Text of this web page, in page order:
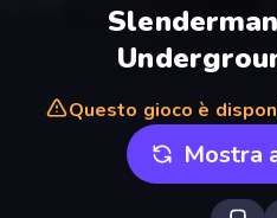
Questo gioco è
Mostra